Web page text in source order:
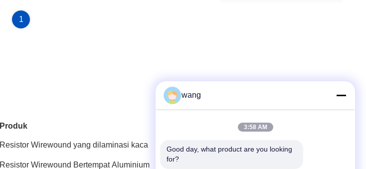
1
Produk
Resistor Wirewound yang dilaminasi kaca
Resistor Wirewound Bertempat Aluminium
Telp
wang
3:58 AM
Good day, what product are you looking
for?